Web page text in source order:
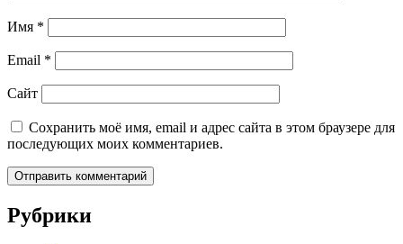
Имя *
Email *
Сайт
Сохранить моё имя, email и адрес сайта в этом браузере для
последующих моих комментариев.
Рубрики